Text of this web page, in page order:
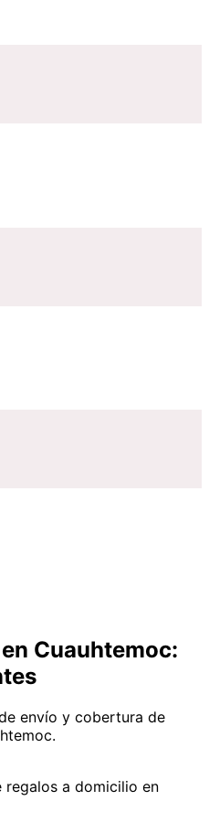
Cuauhtemoc:
envío y cobertura de
regalos a domicilio en